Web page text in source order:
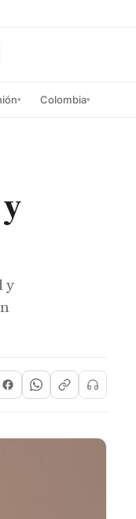
▾ Colombia▾
y